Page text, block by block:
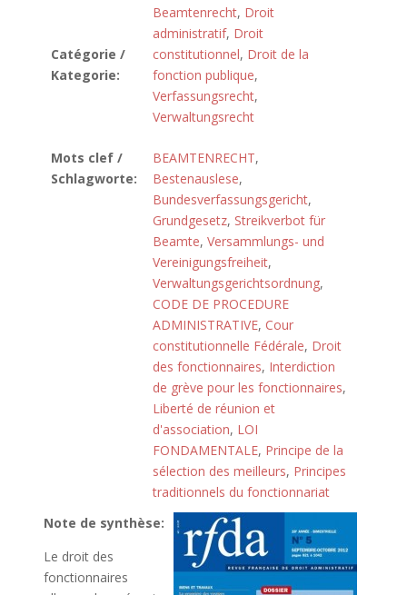
Catégorie /
Kategorie:
Beamtenrecht, Droit
administratif, Droit
constitutionnel, Droit de la
fonction publique,
Verfassungsrecht,
Verwaltungsrecht
Mots clef /
Schlagworte:
BEAMTENRECHT,
Bestenauslese,
Bundesverfassungsgericht,
Grundgesetz, Streikverbot für
Beamte, Versammlungs- und
Vereinigungsfreiheit,
Verwaltungsgerichtsordnung,
CODE DE PROCEDURE
ADMINISTRATIVE, Cour
constitutionnelle Fédérale, Droit
des fonctionnaires, Interdiction
de grève pour les fonctionnaires,
Liberté de réunion et
d'association, LOI
FONDAMENTALE, Principe de la
sélection des meilleurs, Principes
traditionnels du fonctionnariat
Note de synthèse:
Le droit des
fonctionnaires